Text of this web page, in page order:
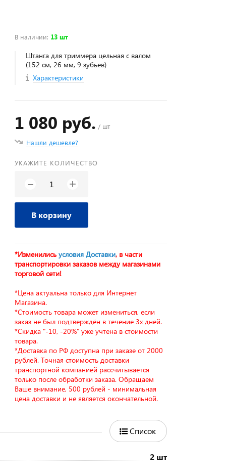
В наличии: 13 шт
Штанга для триммера цельная с валом
(152 см, 26 мм, 9 зубьев)
Характеристики
1 080 руб. / шт
Нашли дешевле?
УКАЖИТЕ КОЛИЧЕСТВО
− +
В корзину
*Изменилисьусловия Доставки, в части
транспортировки заказов между магазинами
торговой сети!
*Цена актуальна только для Интернет
Магазина.
*Стоимость товара может измениться, если
заказ не был подтверждён в течение 3х дней.
*Скидка "-10, -20%" уже учтена в стоимости
товара.
*Доставка по РФ доступна при заказе от 2000
рублей. Точная стоимость доставки
транспортной компанией рассчитывается
только после обработки заказа. Обращаем
Ваше внимание, 500 рублей - минимальная
цена доставки и не является окончательной.
Список
2 шт